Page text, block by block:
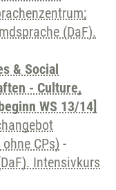
(DaF).
& Social
- Culture,
WS 13/14]
CPs) -
Intensivkurs